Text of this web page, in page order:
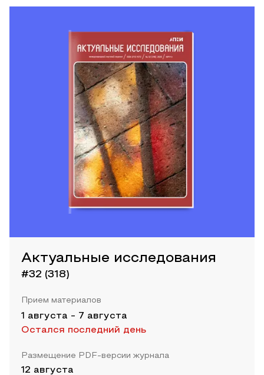
Актуальные исследования
#32 (318)
Прием материалов
1 августа - 7 августа
Остался последний день
Размещение PDF-версии журнала
12 августа